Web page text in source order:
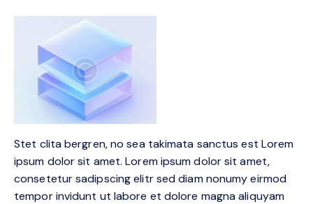
Stet clita bergren, no sea takimata sanctus est Lorem
ipsum dolor sit amet. Lorem ipsum dolor sit amet,
consetetur sadipscing elitr sed diam nonumy eirmod
tempor invidunt ut labore et dolore magna aliquyam